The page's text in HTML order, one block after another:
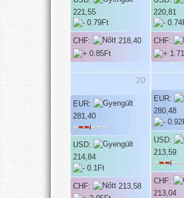
221,55
CHF: 218,40
220,81
CHF:
20
EUR:
281,40
USD:
214,84
CHF: 213,58
EUR:
280,48
USD:
213,59
CHF:
213,04